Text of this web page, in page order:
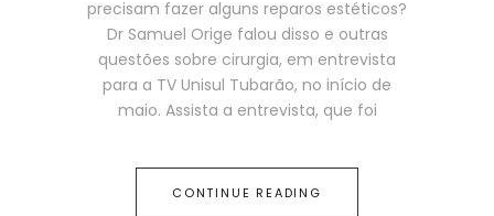
precisam fazer alguns reparos estéticos?
Dr Samuel Orige falou disso e outras
questões sobre cirurgia, em entrevista
para a TV Unisul Tubarão, no início de
maio. Assista a entrevista, que foi
CONTINUE READING